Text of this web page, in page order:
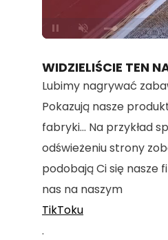
Unmute
WIDZIELIŚCIE TEN
Lubimy nagrywać
Pokazują nasze
fabryki... Na przykład
odświeżeniu strony
podobają Ci się nasze
nas na naszym
TikToku
.